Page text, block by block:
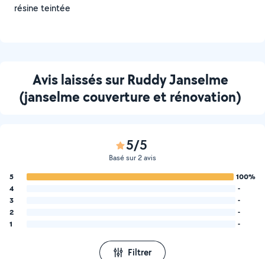
résine teintée
Avis laissés sur Ruddy Janselme
(janselme couverture et rénovation)
5/5
Basé sur 2 avis
5
100%
4
-
3
-
2
-
1
-
Filtrer